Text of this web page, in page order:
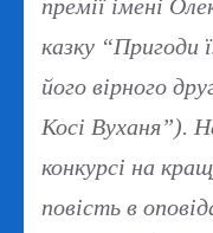
премії імені
казку
його вірного
Косі Вуханя”).
конкурсі на
повість в